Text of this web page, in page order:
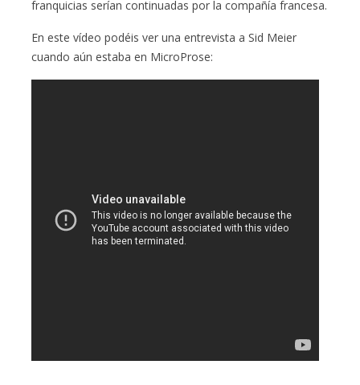
franquicias serían continuadas por la compañía francesa.
En este vídeo podéis ver una entrevista a Sid Meier
cuando aún estaba en MicroProse: